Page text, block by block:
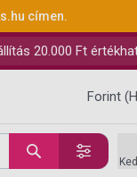
címen.
20.000 Ft
Forint